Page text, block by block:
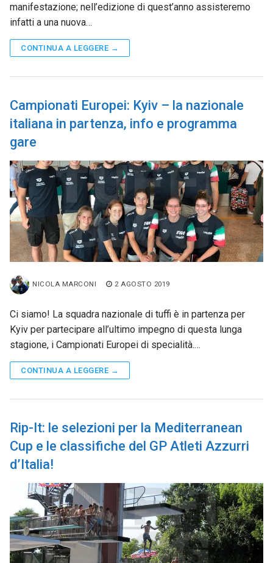
manifestazione; nell’edizione di quest’anno assisteremo
infatti a una nuova…
CONTINUA A LEGGERE →
Campionati Europei: Kyiv – la nazionale
italiana in partenza, info e programma
gare
NICOLA MARCONI 2 AGOSTO 2019
Ci siamo! La squadra nazionale di tuffi è in partenza per
Kyiv per partecipare all’ultimo impegno di questa lunga
stagione, i Campionati Europei di specialità.…
CONTINUA A LEGGERE →
Rip-It: le selezioni per la Mediterranean
Cup e le classifiche del GP Atleti Azzurri
d’Italia!